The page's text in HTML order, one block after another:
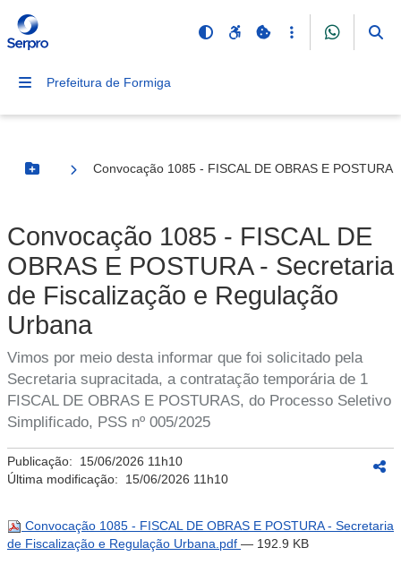
Prefeitura de Formiga
Botão Menu
Convocação 1085 - FISCAL DE OBRAS E
Convocação 1085 - FISCAL DE
OBRAS E POSTURA - Secretaria
de Fiscalização e Regulação
Urbana
Vimos por meio desta informar que foi solicitado pela
Secretaria supracitada, a contratação temporária de 1
FISCAL DE OBRAS E POSTURAS, do Processo Seletivo
Simplificado, PSS nº 005/2025
Publicação: 15/06/2026 11h10
Última modificação: 15/06/2026 11h10
Convocação 1085 - FISCAL DE OBRAS E POSTURA - Secretaria
de Fiscalização e Regulação Urbana.pdf — 192.9 KB